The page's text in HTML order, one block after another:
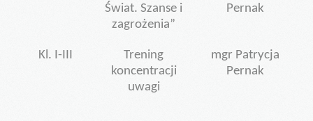
Świat. Szanse i
zagrożenia”
Pernak
Kl. I-III
Trening
koncentracji
uwagi
mgr Patrycja
Pernak